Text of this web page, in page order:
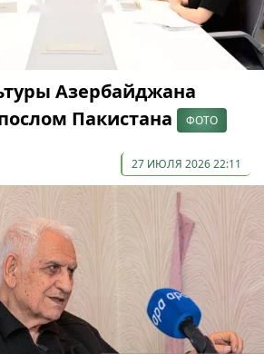
Азербайджана
Пакистана
ФОТО
27 ИЮЛЯ 2026 22:11